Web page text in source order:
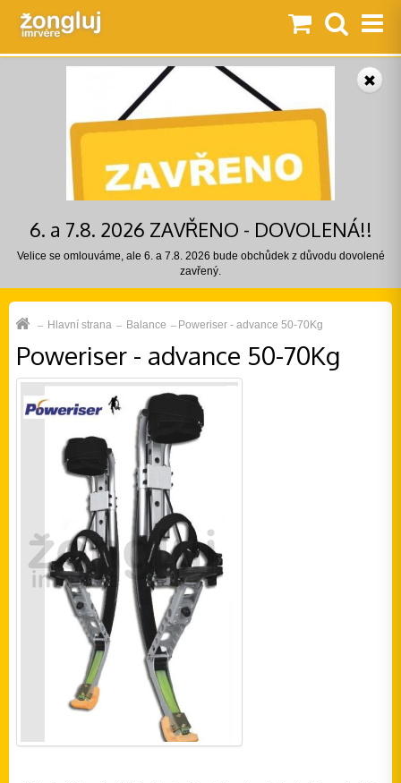
6. a 7.8. 2026 ZAVŘENO - DOVOLENÁ!!
Velice se omlouváme, ale 6. a 7.8. 2026 bude obchůdek z důvodu dovolené
zavřený.
Hlavní strana Balance Poweriser - advance 50-70Kg
Poweriser - advance 50-70Kg